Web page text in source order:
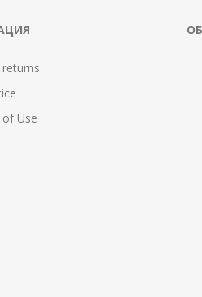
Use